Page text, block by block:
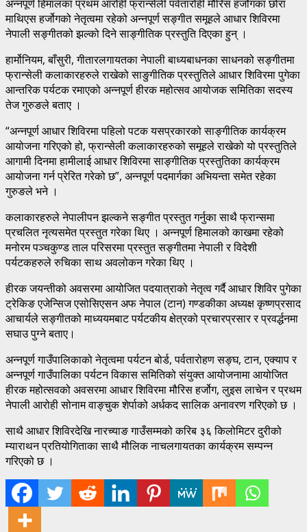
अन्नपूर्ण हिमालका प्रथम आरोही फ्रान्सेली पर्वतारोही मौरिस हर्जोगका छोरा
माथिएस हर्जोगको नेतृत्वमा रहेको अन्नपूर्ण सङ्गीत समूहले आधार शिविरमा
नेपाली सङ्गीतको झल्को दिने साङ्गीतिक प्रस्तुति दिएका हुन् ।
हार्मोनियम, बाँसुरी, गीतारलगायतका नेपाली बाध्यबाधनका साधनको सङ्गीतमा
फ्रान्सेली कलाकारहरुले राखेको साङुगीतिक प्रस्तुतिले आधार शिविरमा पुगेका
आन्तरिक पर्यटक रमाएको अन्नपूर्ण हीरक महोत्सव आयोजक समितिका सदस्य
तेज गुरुङले बताए ।
“अन्नपूर्ण आधार शिविरमा पहिलो पटक यसप्रकारको साङ्गीतिक कार्यक्रम
आयोजना गरिएको हो, फ्रान्सेली कलाकारहरुको समूहले राखेको यो प्रस्तुतिले
आगामी दिनमा हामीलाई आधार शिविरमा साङ्गीतिक प्रस्तुतिका कार्यक्रम
आयोजना गर्न प्रेरित गरेको छ”, अन्नपूर्ण पदमार्गका अभियन्ता समेत रहेका
गुरुङले भने ।
कलाकारहरुले नेपालीपन झल्कने सङ्गीत प्रस्तुत गर्नुका साथै फ्रान्समा
प्रचलित नृत्यसमेत प्रस्तुत गरेका थिए । अन्नपूर्ण हिमालको काखमा रहेको
मनोरम पञ्चकुण्ड ताल परिसरमा प्रस्तुत सङ्गीतमा नेपाली र विदेशी
पर्यटकहरुले रुचिका साथ अवलोकन गरेका थिए ।
हीरक जयन्तीको अवसरमा आयोजित पदयात्राको नेतृत्व गर्दै आधार शिविर पुगेका
ट्रेकिङ एजेन्सिज एसोसिएसन अफ नेपाल (टान) गण्डकीका अध्यक्ष कृष्णप्रसाद
आचार्यले सङ्गीतको माध्ययमबाट पर्यटकीय क्षेत्रको प्रचारप्रसार र प्रवर्द्धनमा
सघाउ पुग्ने बताए।
अन्नपूर्ण गाउँपालिकाको नेतृत्वमा पर्यटन बोर्ड, पर्वतारोहण सङ्घ, टान, एक्याप र
अन्नपूर्ण गाउँपालिका पर्यटन विकास समितिको संयुक्त आयोजनामा आयोजित
हीरक महोत्सवको अवसरमा आधार शिविरमा मौरिस हर्जोग, लुइस लाचेन र प्रथम
नेपाली आरोही सोनाम वाङ्चुक शेर्पाको अर्धकद सालिक अनावरण गरिएको छ ।
साथै आधार शिविरदेखि नारच्याङ गाउँसम्मको करिब ३६ किलोमिटर दुरीको
म्याराथन प्रतियोगिताका साथै मौलिक नाचलगायतका कार्यक्रम सम्पन्न
गरिएको छ ।